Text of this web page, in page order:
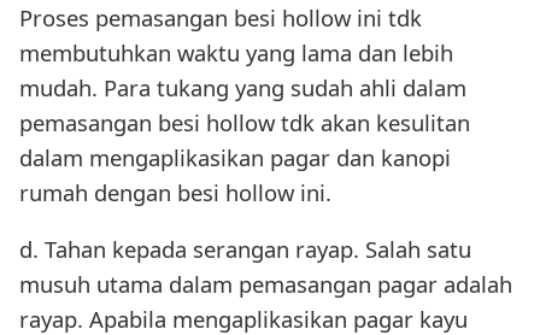
Proses pemasangan besi hollow ini tdk
membutuhkan waktu yang lama dan lebih
mudah. Para tukang yang sudah ahli dalam
pemasangan besi hollow tdk akan kesulitan
dalam mengaplikasikan pagar dan kanopi
rumah dengan besi hollow ini.
d. Tahan kepada serangan rayap. Salah satu
musuh utama dalam pemasangan pagar adalah
rayap. Apabila mengaplikasikan pagar kayu